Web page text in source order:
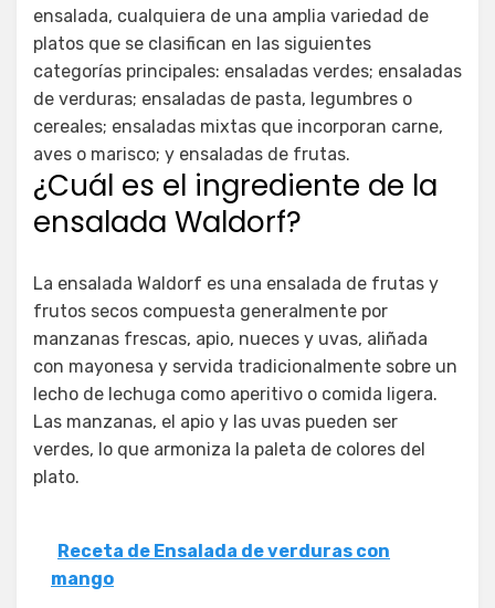
ensalada, cualquiera de una amplia variedad de
platos que se clasifican en las siguientes
categorías principales: ensaladas verdes; ensaladas
de verduras; ensaladas de pasta, legumbres o
cereales; ensaladas mixtas que incorporan carne,
aves o marisco; y ensaladas de frutas.
¿Cuál es el ingrediente de la
ensalada Waldorf?
La ensalada Waldorf es una ensalada de frutas y
frutos secos compuesta generalmente por
manzanas frescas, apio, nueces y uvas, aliñada
con mayonesa y servida tradicionalmente sobre un
lecho de lechuga como aperitivo o comida ligera.
Las manzanas, el apio y las uvas pueden ser
verdes, lo que armoniza la paleta de colores del
plato.
Receta de Ensalada de verduras con
mango